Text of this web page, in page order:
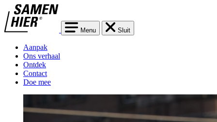
Menu Sluit
Aanpak
Ons verhaal
Ontdek
Contact
Doe mee